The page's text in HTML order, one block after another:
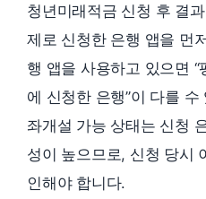
청년미래적금 신청 후 결
제로 신청한 은행 앱을 먼
행 앱을 사용하고 있으면 “
에 신청한 은행”이 다를
좌개설 가능 상태는 신청
성이 높으므로, 신청 당시
인해야 합니다.